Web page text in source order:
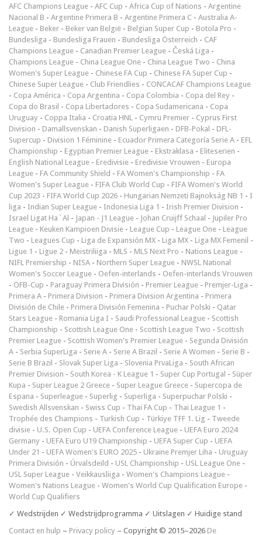
AFC Champions League - AFC Cup - Africa Cup of Nations - Argentine
Nacional B - Argentine Primera B - Argentine Primera C - Australia A-
League - Beker - Beker van België - Belgian Super Cup - Botola Pro -
Bundesliga - Bundesliga Frauen - Bundesliga Österreich - CAF
Champions League - Canadian Premier League - Česká Liga -
Champions League - China League One - China League Two - China
Women's Super League - Chinese FA Cup - Chinese FA Super Cup -
Chinese Super League - Club Friendlies - CONCACAF Champions League
- Copa América - Copa Argentina - Copa Colombia - Copa del Rey -
Copa do Brasil - Copa Libertadores - Copa Sudamericana - Copa
Uruguay - Coppa Italia - Croatia HNL - Cymru Premier - Cyprus First
Division - Damallsvenskan - Danish Superligaen - DFB-Pokal - DFL-
Supercup - Division 1 Féminine - Ecuador Primera Categoría Serie A - EFL
Championship - Egyptian Premier League - Ekstraklasa - Eliteserien -
English National League - Eredivisie - Eredivisie Vrouwen - Europa
League - FA Community Shield - FA Women's Championship - FA
Women's Super League - FIFA Club World Cup - FIFA Women's World
Cup 2023 - FIFA World Cup 2026 - Hungarian Nemzeti Bajnokság NB 1 - I
liga - Indian Super League - Indonesia Liga 1 - Irish Premier Division -
Israel Ligat Ha`Al - Japan - J1 League - Johan Cruijff Schaal - Jupiler Pro
League - Keuken Kampioen Divisie - League Cup - League One - League
Two - Leagues Cup - Liga de Expansión MX - Liga MX - Liga MX Femenil -
Ligue 1 - Ligue 2 - Meistriliiga - MLS - MLS Next Pro - Nations League -
NIFL Premiership - NISA - Northern Super League - NWSL National
Women's Soccer League - Oefen-interlands - Oefen-interlands Vrouwen
- ÖFB-Cup - Paraguay Primera División - Premier League - Premjer-Liga -
Primera A - Primera Division - Primera Division Argentina - Primera
División de Chile - Primera División Femenina - Puchar Polski - Qatar
Stars League - Romania Liga I - Saudi Professional League - Scottish
Championship - Scottish League One - Scottish League Two - Scottish
Premier League - Scottish Women's Premier League - Segunda División
A - Serbia SuperLiga - Serie A - Serie A Brazil - Serie A Women - Serie B -
Serie B Brazil - Slovak Super Liga - Slovenia PrvaLiga - South African
Premier Division - South Korea - K League 1 - Super Cup Portugal - Süper
Kupa - Super League 2 Greece - Super League Greece - Supercopa de
Espana - Superleague - Superlig - Superliga - Superpuchar Polski -
Swedish Allsvenskan - Swiss Cup - Thai FA Cup - Thai League 1 -
Trophée des Champions - Turkish Cup - Türkiye TFF 1. Lig - Tweede
divisie - U.S. Open Cup - UEFA Conference League - UEFA Euro 2024
Germany - UEFA Euro U19 Championship - UEFA Super Cup - UEFA
Under 21 - UEFA Women's EURO 2025 - Ukraine Premjer Liha - Uruguay
Primera División - Úrvalsdeild - USL Championship - USL League One -
USL Super League - Veikkausliiga - Women's Champions League -
Women's Nations League - Women's World Cup Qualification Europe -
World Cup Qualifiers
✓ Wedstrijden ✓ Wedstrijdprogramma ✓ Uitslagen ✓ Huidige stand
Contact en hulp – Privacy policy – Copyright © 2015–2026 De